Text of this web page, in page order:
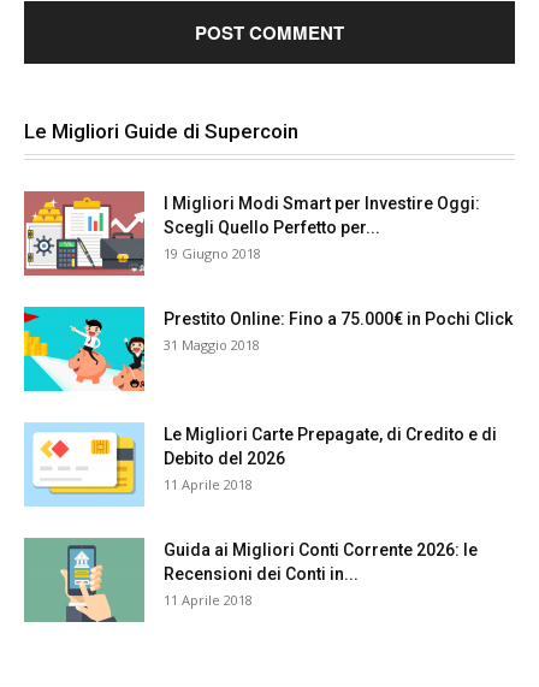
Le Migliori Guide di Supercoin
I Migliori Modi Smart per Investire Oggi:
Scegli Quello Perfetto per...
19 Giugno 2018
Prestito Online: Fino a 75.000€ in Pochi Click
31 Maggio 2018
Le Migliori Carte Prepagate, di Credito e di
Debito del 2026
11 Aprile 2018
Guida ai Migliori Conti Corrente 2026: le
Recensioni dei Conti in...
11 Aprile 2018